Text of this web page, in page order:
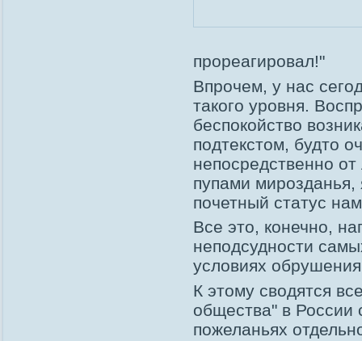
прореагировал!"
Впрочем, у нас
такого уровня.
беспокойство
подтекстом, будто
непосредственно
пупами
почетный статус
Все это, конечно,
неподсудности
условиях
К этому сводятся
общества" в России
пожеланьях